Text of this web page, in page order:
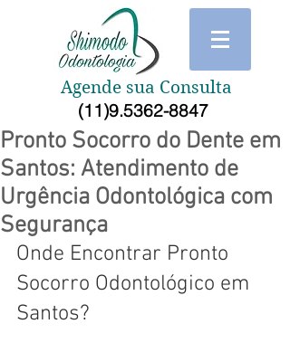
Agende sua Consulta
(11)9.5362-8847
Pronto Socorro do Dente em
Santos: Atendimento de
Urgência Odontológica com
Segurança
Onde Encontrar Pronto
Socorro Odontológico em
Santos?